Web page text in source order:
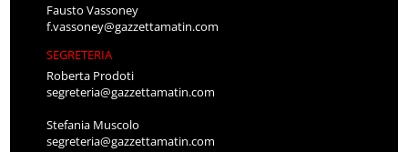
Fausto Vassoney
f.vassoney@gazzettamatin.com
SEGRETERIA
Roberta Prodoti
segreteria@gazzettamatin.com
Stefania Muscolo
segreteria@gazzettamatin.com